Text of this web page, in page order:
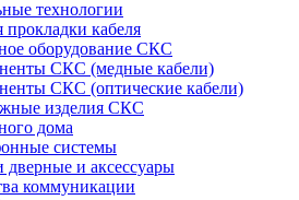
технологии
кабеля
оборудование СКС
СКС (медные кабели)
СКС (оптические кабели)
изделия СКС
дома
системы
дверные и аксессуары
коммуникации